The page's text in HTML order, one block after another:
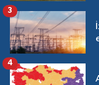
3
4